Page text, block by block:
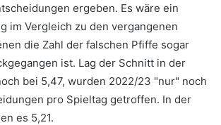
ergeben. Es wäre ein
im Vergleich zu den vergangenen
die Zahl der falschen Pfiffe sogar
ist. Lag der Schnitt in der
bei 5,47, wurden 2022/23 "nur" noch
pro Spieltag getroffen. In der
es 5,21.